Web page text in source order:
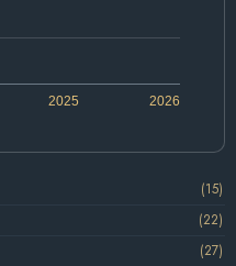
2026
2025
(15)
(22)
(27)